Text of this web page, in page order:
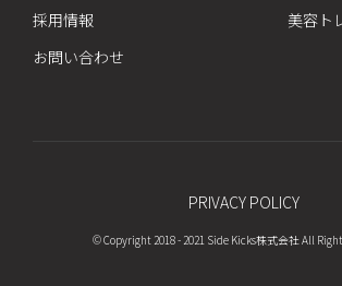
採用情報
お問い合わせ
美容ト
PRIVACY POLICY
© Copyright 2018 - 2021 Side Kicks株式会社 All